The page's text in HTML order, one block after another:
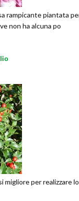
rampicante piantata
non ha alcuna po
migliore per realizzare